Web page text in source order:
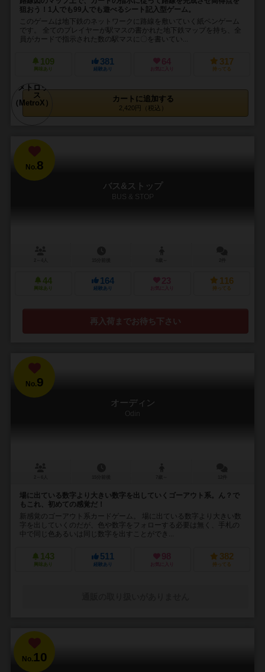
狙おう！1人でも99人でも遊べるシート記入型ゲーム。
このゲームは地下鉄のネットワークに路線を敷いていく紙ペンゲーム
です。 全てのプレイヤーが駅マスの書かれた地下鉄マップを持ち、全
員がカードで指示された数の駅マスに〇を書いてい...
109
興味あり
381
経験あり
64
お気に入り
317
持ってる
カートに追加する
2,420円（税込）
No.8
バス&ストップ
BUS & STOP
44
興味あり
164
経験あり
23
お気に入り
116
持ってる
再入荷までお待ち下さい
No.9
オーディン
Odin
場に出ている数字より大きい数字を出していくゴーアウト系。ん？で
もこれ、初めての感覚だ！
新感覚のゴーアウト系カードゲーム。 場に出ている数字より大きい数
字を出していくのだが、色や数字をフォローする必要は無く、手札の
中で同じ色あるいは同じ数字を出すことができ...
143
興味あり
511
経験あり
98
お気に入り
382
持ってる
No. 10